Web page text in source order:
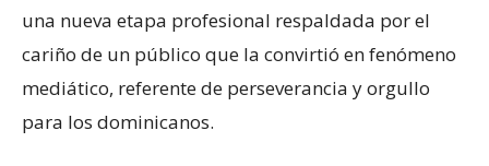
una nueva etapa profesional respaldada por el
cariño de un público que la convirtió en fenómeno
mediático, referente de perseverancia y orgullo
para los dominicanos.